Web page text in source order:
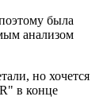
была
анализом
но хочется
в конце